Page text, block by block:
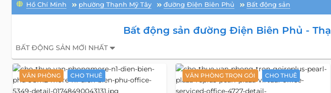
Hồ Chí Minh phường Thạnh Mỹ Tây đường Điện Biên Phủ Bất động sản
Bất động sản đường Điện Biên Phủ -
BẤT ĐỘNG SẢN MỚI NHẤT
VĂN PHÒNG CHO THUÊ VĂN PHÒNG TRỌN GÓI CHO THUÊ